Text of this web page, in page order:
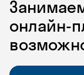
онлайн-